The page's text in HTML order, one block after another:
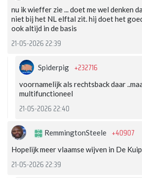
nu ik wieffer zie ... doet me wel denken
niet bij het NL elftal zit. hij doet het
ook altijd in de basis
21-05-2026 22:39
Spiderpig +232716
voornamelijk als rechtsback daar
multifunctioneel
21-05-2026 22:40
RemmingtonSteele +40907
Hopelijk meer vlaamse wijven in De Kuip
21-05-2026 22:39